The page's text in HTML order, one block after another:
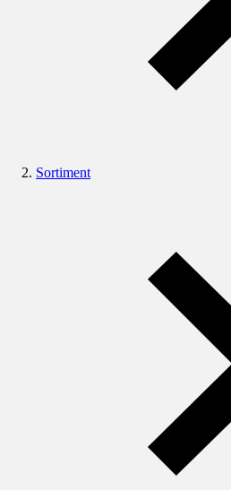
Sortiment